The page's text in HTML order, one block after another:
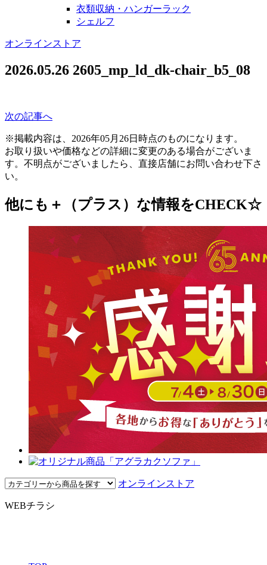
衣類収納・ハンガーラック
シェルフ
オンラインストア
2026.05.26 2605_mp_ld_dk-chair_b5_08
次の記事へ
※掲載内容は、2026年05月26日時点のものになります。
お取り扱いや価格などの詳細に変更のある場合がございま
す。不明点がございましたら、直接店舗にお問い合わせ下さ
い。
他にも＋（プラス）な情報をCHECK☆
オンラインストア
WEBチラシ